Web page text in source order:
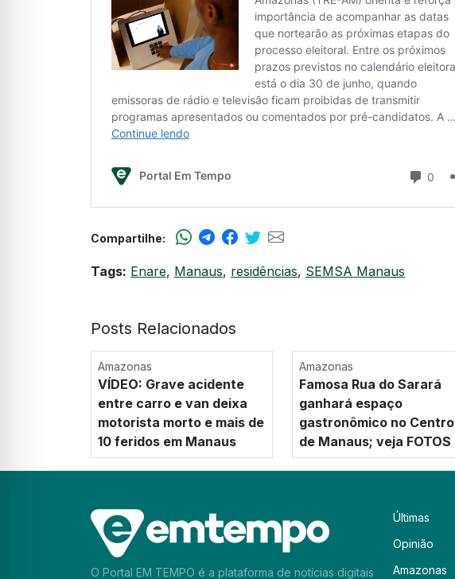
Compartilhe:
Tags: Enare, Manaus, residências, SEMSA Manaus
Posts Relacionados
Amazonas
VÍDEO: Grave acidente
entre carro e van deixa
motorista morto e mais de
10 feridos em Manaus
Amazonas
Famosa Rua do Sarará
ganhará espaço
gastronômico no Centro
de Manaus; veja FOTOS
O Portal EM TEMPO é a plataforma de notícias digitais
Últimas
Opinião
Amazonas